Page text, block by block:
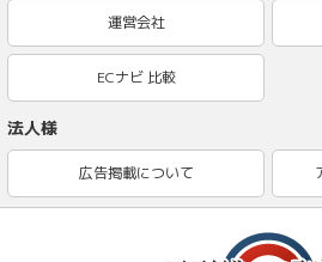
運営会社
ECナビ 比較
法人様
広告掲載について